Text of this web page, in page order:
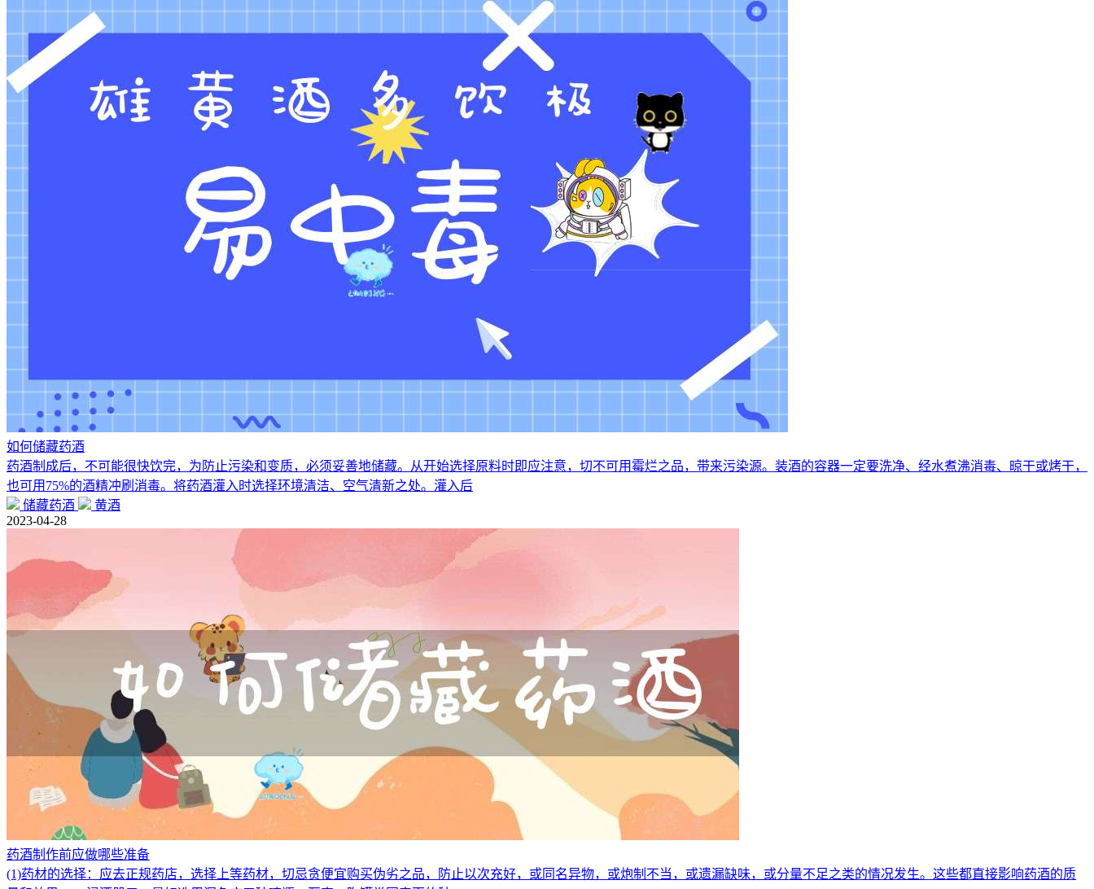
如何储藏药酒
药酒制成后，不可能很快饮完，为防止污染和变质，必须妥善地储藏。从开始选择原料时即应注意，切不可用霉烂之品，带来污染源。装酒的容器一定要洗净、经水煮沸消毒、晾干或烤干，
也可用75%的酒精冲刷消毒。将药酒灌入时选择环境清洁、空气清新之处。灌入后
储藏药酒
黄酒
2023-04-28
药酒制作前应做哪些准备
(1)药材的选择：应去正规药店，选择上等药材，切忌贪便宜购买伪劣之品，防止以次充好，或同名异物，或炮制不当，或遗漏缺味，或分量不足之类的情况发生。这些都直接影响药酒的质